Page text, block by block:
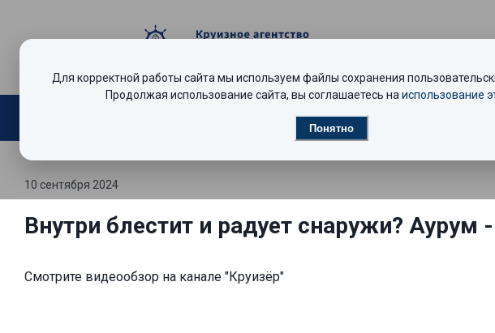
Видеообзоры Рекомендации
10 сентября 2024
Внутри блестит и радует снаружи?
Смотрите видеообзор на канале "Круизёр"
Для корректной работы сайта мы используем файлы сохранения
Продолжая использование сайта, вы соглашаетесь на использование
Понятно